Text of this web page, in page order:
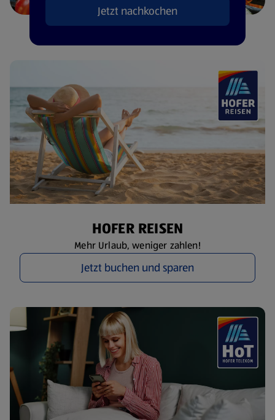
Jetzt nachkochen
HOFER REISEN
Mehr Urlaub, weniger zahlen!
Jetzt buchen und sparen